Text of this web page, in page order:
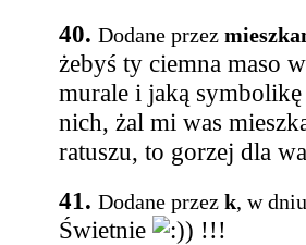
40. Dodane przez
żebyś ty ciemna maso
murale i jaką
nich, żal mi was
ratuszu, to gorzej dla
41. Dodane przez k, w
Świetnie
) !!!